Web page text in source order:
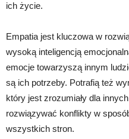
ich życie.
Empatia jest kluczowa w
wysoką inteligencją
emocje towarzyszą innym
są ich potrzeby. Potrafią też
który jest zrozumiały dla
rozwiązywać konflikty w
wszystkich stron.